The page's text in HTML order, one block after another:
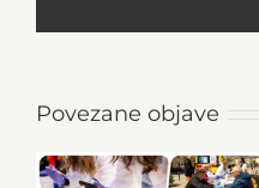
Povezane objave